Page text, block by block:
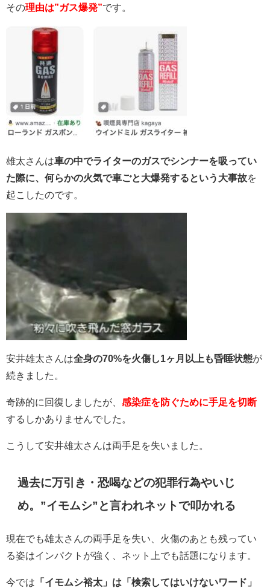
その理由は”ガス爆発”です。
雄太さんは車の中でライターのガスでシンナーを吸ってい
た際に、何らかの火気で車ごと大爆発するという大事故を
起こしたのです。
安井雄太さんは全身の70%を火傷し1ヶ月以上も昏睡状態が
続きました。
奇跡的に回復 しましたが、 感染症を防ぐために手足を切断
するしかありませんでした。
こうして安井雄太さんは両手足を失いました。
過去に万引き・恐喝などの犯罪行為やいじ
め。”イモムシ”と言われネットで叩かれる
現在でも雄太さんの両手足を失い、火傷のあとも残ってい
る姿はインパクトが強く、ネット上でも話題になります。
今では 「イモムシ裕太」は「検索してはいけないワード」